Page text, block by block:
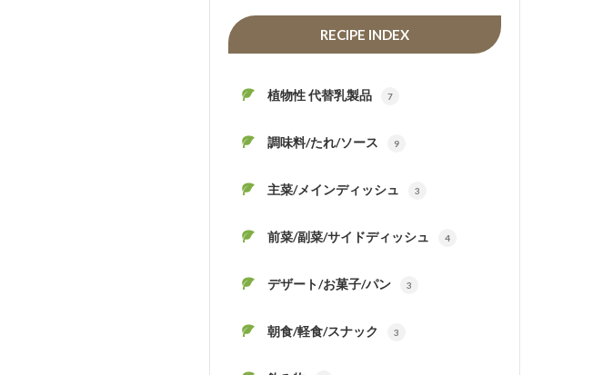
RECIPE INDEX
植物性 代替乳製品 7
調味料/たれ/ソース 9
主菜/メインディッシュ 3
前菜/副菜/サイドディッシュ 4
デザート/お菓子/パン 3
朝食/軽食/スナック 3